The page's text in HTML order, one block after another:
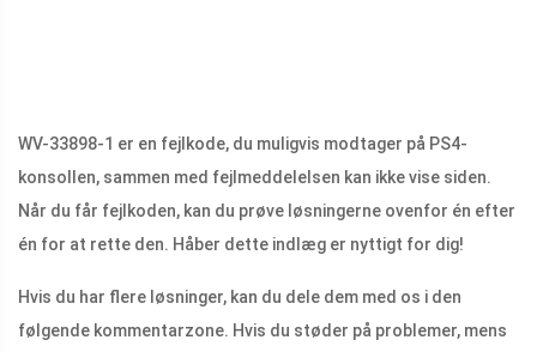
WV-33898-1 er en fejlkode, du muligvis modtager på PS4-
konsollen, sammen med fejlmeddelelsen kan ikke vise siden.
Når du får fejlkoden, kan du prøve løsningerne ovenfor én efter
én for at rette den. Håber dette indlæg er nyttigt for dig!
Hvis du har flere løsninger, kan du dele dem med os i den
følgende kommentarzone. Hvis du støder på problemer, mens